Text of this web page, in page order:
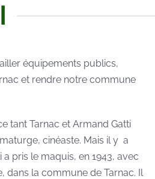
équipements publics,
et rendre notre commune
tant Tarnac et Armand Gatti
cinéaste. Mais il y a
pris le maquis, en 1943, avec
dans la commune de Tarnac. Il